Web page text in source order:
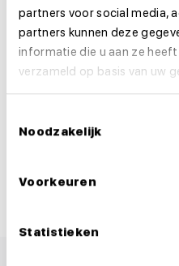
partners voor social media,
partners kunnen deze
informatie die u aan ze
verzameld op basis van uw
Noodzakelijk
Voorkeuren
Statistieken
Solliciteer dan direct!
Solliciteer direct